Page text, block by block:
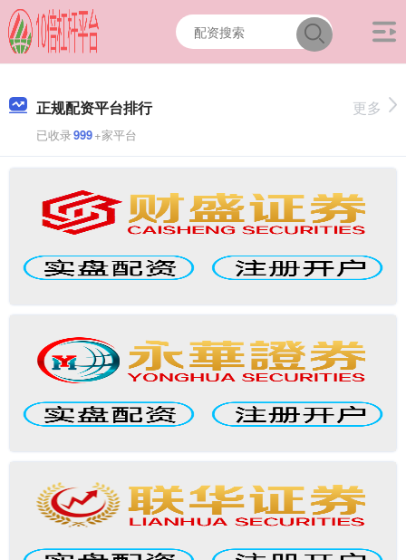
正规配资平台排行
已收录999+家平台
更多